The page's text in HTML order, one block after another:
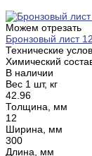
Можем отрезать
Бронзовый лист
Технические
Химический
В наличии
Вес 1 шт, кг
42.96
Толщина, мм
12
Ширина, мм
300
Длина, мм